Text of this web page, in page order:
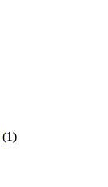
(1)